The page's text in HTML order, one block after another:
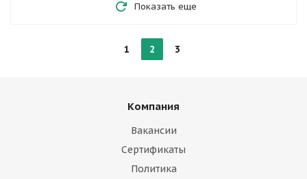
Показать еще
1 2 3
Компания
Вакансии
Сертификаты
Политика